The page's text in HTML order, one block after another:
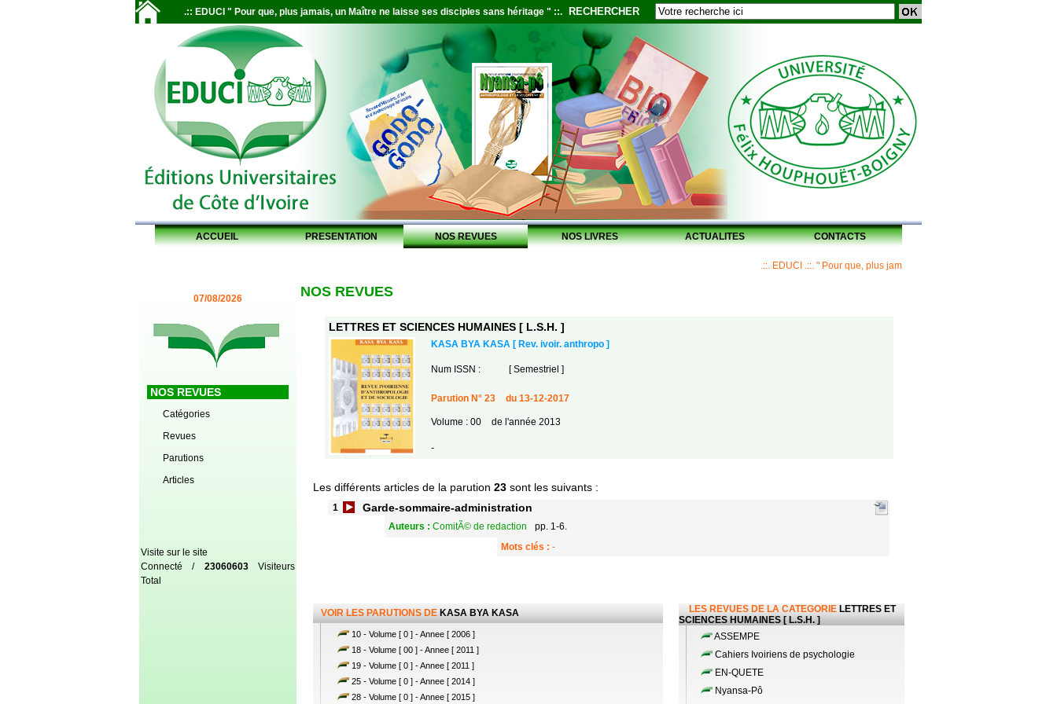
.:: EDUCI " Pour que, plus jamais, un Maître ne laisse ses disciples sans héritage " ::. RECHERCHER
ACCUEIL PRESENTATION NOS REVUES NOS LIVRES ACTUALITES CONTACTS
.::. EDUCI .::. " Pour que, plus jamais, un Maître ne laisse ses disciples
07/08/2026
NOS REVUES
Catégories
Revues
Parutions
Articles
Visite sur le site
Connecté / 23060603Visiteurs
Total
NOS REVUES
LETTRES ET SCIENCES HUMAINES [ L.S.H. ]
KASA BYA KASA [ Rev. ivoir. anthropo ]
Num ISSN : [ Semestriel ]
Parution N° 23 du 13-12-2017
Volume : 00 de l'année 2013
-
Les différents articles de la parution 23 sont les suivants :
1 Garde-sommaire-administration
Auteurs : ComitÃ© de redaction
pp. 1-6.
Mots clés : -
VOIR LES PARUTIONS DE KASA BYA KASA
10 - Volume [ 0 ] - Annee [ 2006 ]
18 - Volume [ 00 ] - Annee [ 2011 ]
19 - Volume [ 0 ] - Annee [ 2011 ]
25 - Volume [ 0 ] - Annee [ 2014 ]
28 - Volume [ 0 ] - Annee [ 2015 ]
LES REVUES DE LA CATEGORIE LETTRES ET
SCIENCES HUMAINES [ L.S.H. ]
ASSEMPE
Cahiers Ivoiriens de psychologie
EN-QUETE
Nyansa-Pô